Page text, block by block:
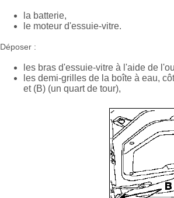
la batterie,
le moteur d'essuie-vitre.
Déposer :
les bras d'essuie-vitre à l'aide de
les demi-grilles de la boîte à eau,
et (B) (un quart de tour),